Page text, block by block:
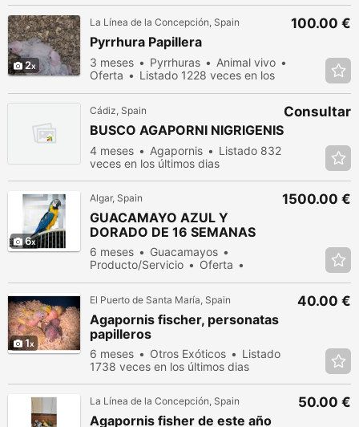
2
La Línea de la Concepción, Spain
Pyrrhura Papillera
3 meses Pyrrhuras
Animal vivo
Oferta
Listado 1228 veces en los
100.00 €
Cádiz, Spain
BUSCO AGAPORNI NIGRIGENIS
4 meses Agapornis
Listado 832
veces en los últimos dias
Consultar
6
Algar, Spain
GUACAMAYO AZUL Y
DORADO DE 16 SEMANAS
6 meses
Guacamayos
Producto/Servicio
Oferta
1500.00 €
1
El Puerto de Santa María, Spain
Agapornis fischer, personatas
papilleros
6 meses Otros Exóticos
Listado
1738 veces en los últimos dias
40.00 €
La Línea de la Concepción, Spain
Agapornis fisher de este año
50.00 €